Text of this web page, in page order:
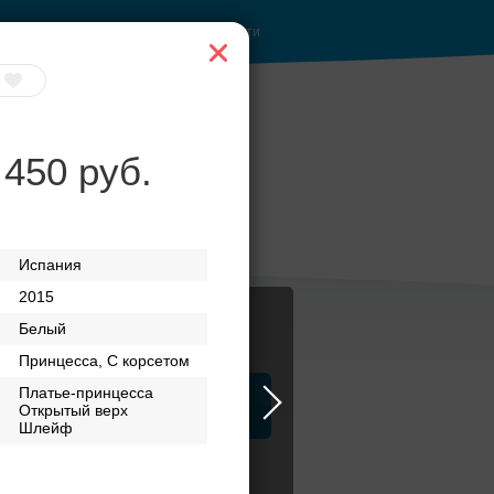
руб.
Испания
2015
Белый
Принцесса, С корсетом
Платье-принцесса
Открытый верх
Шлейф
Войти
Торжества за
ЗАГСы